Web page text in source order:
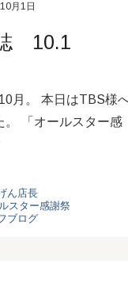
月1日
10.1
月。 本日はTBS様
。 「オールスター感
ん店長
スター感謝祭
ブログ